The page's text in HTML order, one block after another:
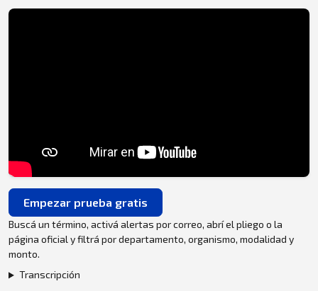
Empezar prueba gratis
Buscá un término, activá alertas por correo, abrí el pliego o la
página oficial y filtrá por departamento, organismo, modalidad y
monto.
Transcripción